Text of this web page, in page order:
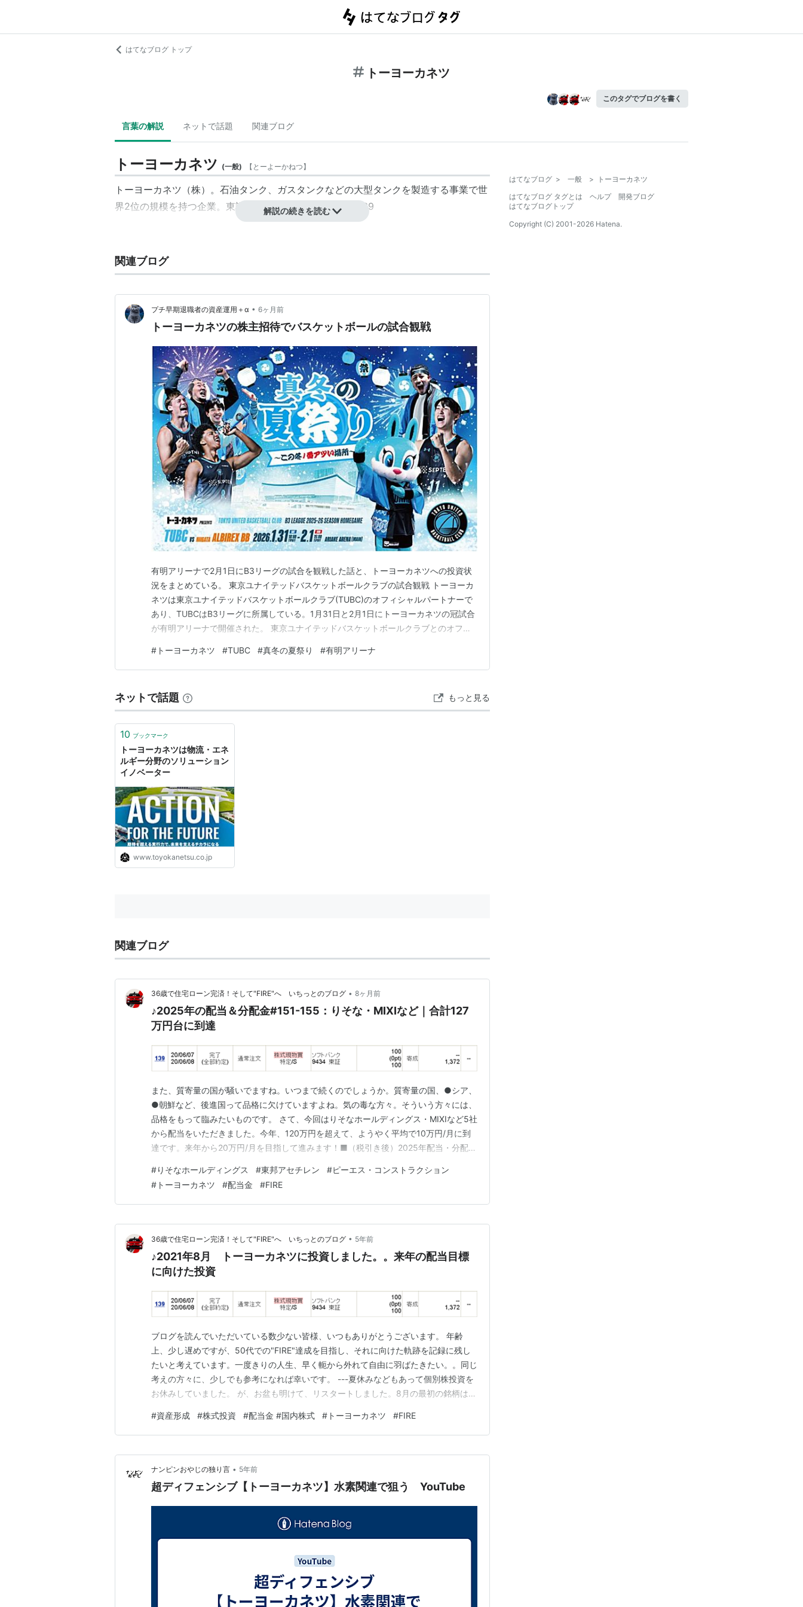
はてなブログ トップ
トーヨーカネツ
このタグでブログを書く
言葉の解説 ネットで話題 関連ブログ
トーヨーカネツ (一般) 【 とーよーかねつ】
トーヨーカネツ（株）。石油タンク、ガスタンクなどの大型タンクを製造する事業で世
界2位の規模を持つ企業。東証一部上場。証券コード：6369
解説の続きを読む
関連ブログ
プチ早期退職者の資産運用＋α • 6ヶ月前
トーヨーカネツの株主招待でバスケットボールの試合観戦
有明アリーナで2月1日にB3リーグの試合を観戦した話と、トーヨーカネツへの投資状
況をまとめている。 東京ユナイテッドバスケットボールクラブの試合観戦 トーヨーカ
ネツは東京ユナイテッドバスケットボールクラブ(TUBC)のオフィシャルパートナーで
あり、TUBCはB3リーグに所属している。1月31日と2月1日にトーヨーカネツの冠試合
が有明アリーナで開催された。 東京ユナイテッドバスケットボールクラブとのオフィ
されていた冠試合にペアで招待の案内が送られてきたので、2月1日のチケット（2階自
由席）を取り、妻と観戦してきた。対戦…
# トーヨーカネツ #TUBC #真冬の夏祭り #有明アリーナ
ネットで話題 もっと見る
10 ブックマーク
トーヨーカネツは物流・エネ
ルギー分野のソリューション
イノベーター
www.toyokanetsu.co.jp
関連ブログ
36歳で住宅ローン完済！そして"FIRE"へ いちっとのブログ • 8ヶ月前
♪2025年の配当＆分配金#151-155：りそな・MIXIなど｜合計127
万円台に到達
また、質寄量の国が騒いでますね。いつまで続くのでしょうか。質寄量の国、●シア、
●朝鮮など、後進国って品格に欠けていますよね。気の毒な方々。そういう方々には、
品格をもって臨みたいものです。 さて、今回はりそなホールディングス・MIXIなど5社
から配当をいただきました。今年、120万円を超えて、ようやく平均で10万円/月に到
達です。来年から20万円/月を目指して進みます！■（税引き後）2025年配当・分配金
す。（12/12米国市場終値ベース）この2社で保有している資産の含み益は2,500万円台
後半です(^…
#りそなホールディングス #東邦アセチレン #ピーエス・コンストラクション
# トーヨーカネツ #配当金 #FIRE
36歳で住宅ローン完済！そして"FIRE"へ いちっとのブログ • 5年前
♪2021年8月 トーヨーカネツに投資しました。。来年の配当目標
に向けた投資
ブログを読んでいただいている数少ない皆様、いつもありがとうございます。 年齢
上、少し遅めですが、50代での"FIRE"達成を目指し、それに向けた軌跡を記録に残し
たいと考えています。一度きりの人生、早く軛から外れて自由に羽ばたきたい。。同じ
考えの方々に、少しでも参考になれば幸いです。 ---夏休みなどもあって個別株投資を
お休みしていました。 が、お盆も明けて、リスタートしました。8月の最初の銘柄は
りは4.43%です。配当は期末のみなので、来年の目標に向けた投資ということになりま
す。 今回の投資の結果、今年の…
#資産形成 #株式投資 #配当金 #国内株式 # トーヨーカネツ #FIRE
ナンピンおやじの独り言 • 5年前
超ディフェンシブ【トーヨーカネツ】水素関連で狙う YouTube
はてなブログ > 一般 >
トーヨーカネツ
はてなブログ タグとは
ヘルプ
開発ブログ
はてなブログトップ
Copyright (C) 2001-2026 Hatena.